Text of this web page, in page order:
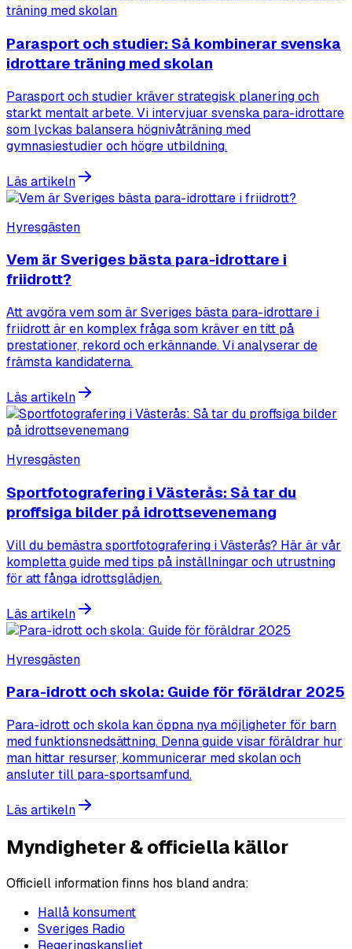
Parasport och studier: Så kombinerar svenska
idrottare träning med skolan
Parasport och studier kräver strategisk planering och
starkt mentalt arbete. Vi intervjuar svenska para-idrottare
som lyckas balansera högnivåträning med
gymnasiestudier och högre utbildning.
Läs artikeln
Hyresgästen
Vem är Sveriges bästa para-idrottare i
friidrott?
Att avgöra vem som är Sveriges bästa para-idrottare i
friidrott är en komplex fråga som kräver en titt på
prestationer, rekord och erkännande. Vi analyserar de
främsta kandidaterna.
Läs artikeln
Hyresgästen
Sportfotografering i Västerås: Så tar du
proffsiga bilder på idrottsevenemang
Vill du bemästra sportfotografering i Västerås? Här är vår
kompletta guide med tips på inställningar och utrustning
för att fånga idrottsglädjen.
Läs artikeln
Hyresgästen
Para-idrott och skola: Guide för föräldrar 2025
Para-idrott och skola kan öppna nya möjligheter för barn
med funktionsnedsättning. Denna guide visar föräldrar hur
man hittar resurser, kommunicerar med skolan och
ansluter till para-sportsamfund.
Läs artikeln
Myndigheter & officiella källor
Officiell information finns hos bland andra:
Hallå konsument
Sveriges Radio
Regeringskansliet